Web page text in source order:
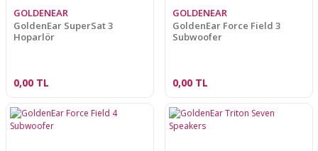
GOLDENEAR
GoldenEar SuperSat 3
Hoparlör
0,00 TL
GOLDENEAR
GoldenEar Force Field 3
Subwoofer
0,00 TL